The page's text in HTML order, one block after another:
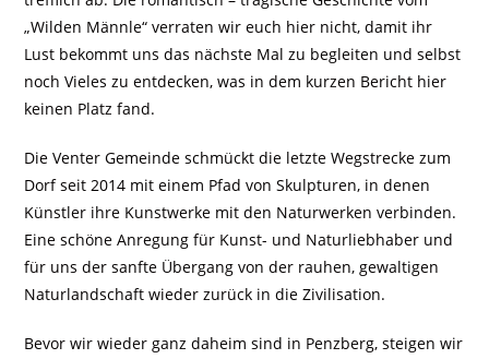
„Wilden Männle“ verraten wir euch hier nicht, damit ihr
Lust bekommt uns das nächste Mal zu begleiten und selbst
noch Vieles zu entdecken, was in dem kurzen Bericht hier
keinen Platz fand.
Die Venter Gemeinde schmückt die letzte Wegstrecke zum
Dorf seit 2014 mit einem Pfad von Skulpturen, in denen
Künstler ihre Kunstwerke mit den Naturwerken verbinden.
Eine schöne Anregung für Kunst- und Naturliebhaber und
für uns der sanfte Übergang von der rauhen, gewaltigen
Naturlandschaft wieder zurück in die Zivilisation.
Bevor wir wieder ganz daheim sind in Penzberg, steigen wir